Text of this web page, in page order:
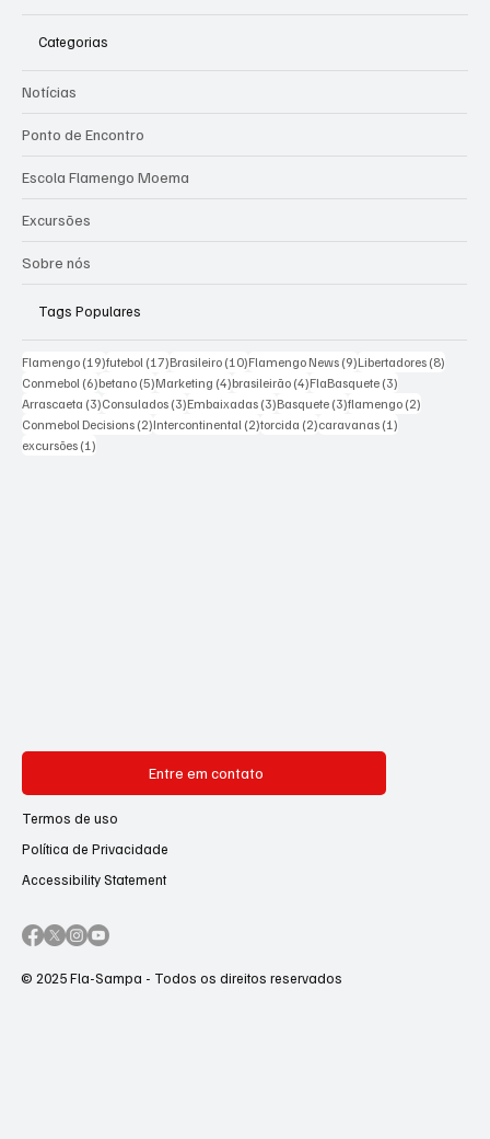
Categorias
Notícias
Ponto de Encontro
Escola Flamengo Moema
Excursões
Sobre nós
Tags Populares
Flamengo (19)19 posts
futebol (17)17 posts
Brasileiro (10)10 posts
Flamengo News (9)9 posts
Libertadores (8)
Conmebol (6)6 posts
betano (5)5 posts
Marketing (4)4 posts
brasileirão (4)4 posts
FlaBasquete (3)
Arrascaeta (3)3 posts
Consulados (3)3 posts
Embaixadas (3)3 posts
Basquete (3)3 posts
flamengo (2)
Conmebol Decisions (2)2 posts
Intercontinental (2)2 posts
torcida (2)2 posts
caravanas (1)
excursões (1)
Entre em contato
Termos de uso
Política de Privacidade
Accessibility Statement
© 2025 Fla-Sampa - Todos os direitos reservados